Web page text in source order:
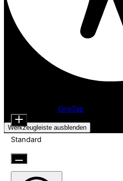
OneTap
Werkzeugleiste ausblenden
Standard